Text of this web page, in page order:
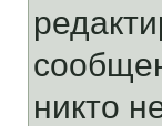
никто